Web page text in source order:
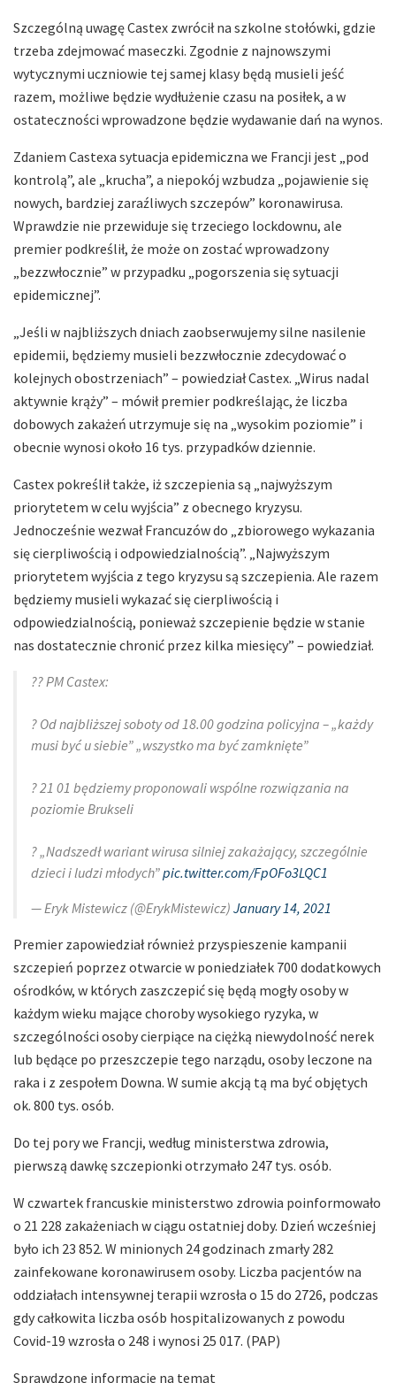
Szczególną uwagę Castex zwrócił na szkolne stołówki, gdzie
trzeba zdejmować maseczki. Zgodnie z najnowszymi
wytycznymi uczniowie tej samej klasy będą musieli jeść
razem, możliwe będzie wydłużenie czasu na posiłek, a w
ostateczności wprowadzone będzie wydawanie dań na wynos.
Zdaniem Castexa sytuacja epidemiczna we Francji jest „pod
kontrolą”, ale „krucha”, a niepokój wzbudza „pojawienie się
nowych, bardziej zaraźliwych szczepów” koronawirusa.
Wprawdzie nie przewiduje się trzeciego lockdownu, ale
premier podkreślił, że może on zostać wprowadzony
„bezzwłocznie” w przypadku „pogorszenia się sytuacji
epidemicznej”.
„Jeśli w najbliższych dniach zaobserwujemy silne nasilenie
epidemii, będziemy musieli bezzwłocznie zdecydować o
kolejnych obostrzeniach” – powiedział Castex. „Wirus nadal
aktywnie krąży” – mówił premier podkreślając, że liczba
dobowych zakażeń utrzymuje się na „wysokim poziomie” i
obecnie wynosi około 16 tys. przypadków dziennie.
Castex pokreślił także, iż szczepienia są „najwyższym
priorytetem w celu wyjścia” z obecnego kryzysu.
Jednocześnie wezwał Francuzów do „zbiorowego wykazania
się cierpliwością i odpowiedzialnością”. „Najwyższym
priorytetem wyjścia z tego kryzysu są szczepienia. Ale razem
będziemy musieli wykazać się cierpliwością i
odpowiedzialnością, ponieważ szczepienie będzie w stanie
nas dostatecznie chronić przez kilka miesięcy” – powiedział.
?? PM Castex:
? Od najbliższej soboty od 18.00 godzina policyjna – „każdy
musi być u siebie” „wszystko ma być zamknięte”
? 21 01 będziemy proponowali wspólne rozwiązania na
poziomie Brukseli
? „Nadszedł wariant wirusa silniej zakażający, szczególnie
dzieci i ludzi młodych”pic.twitter.com/FpOFo3LQC1
— Eryk Mistewicz (@ErykMistewicz) January 14, 2021
Premier zapowiedział również przyspieszenie kampanii
szczepień poprzez otwarcie w poniedziałek 700 dodatkowych
ośrodków, w których zaszczepić się będą mogły osoby w
każdym wieku mające choroby wysokiego ryzyka, w
szczególności osoby cierpiące na ciężką niewydolność nerek
lub będące po przeszczepie tego narządu, osoby leczone na
raka i z zespołem Downa. W sumie akcją tą ma być objętych
ok. 800 tys. osób.
Do tej pory we Francji, według ministerstwa zdrowia,
pierwszą dawkę szczepionki otrzymało 247 tys. osób.
W czwartek francuskie ministerstwo zdrowia poinformowało
o 21 228 zakażeniach w ciągu ostatniej doby. Dzień wcześniej
było ich 23 852. W minionych 24 godzinach zmarły 282
zainfekowane koronawirusem osoby. Liczba pacjentów na
oddziałach intensywnej terapii wzrosła o 15 do 2726, podczas
gdy całkowita liczba osób hospitalizowanych z powodu
Covid-19 wzrosła o 248 i wynosi 25 017. (PAP)
Sprawdzone informacje na temat